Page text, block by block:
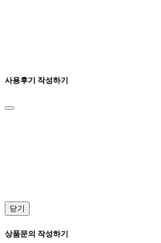
사용후기 작성하기
닫기
상품문의 작성하기